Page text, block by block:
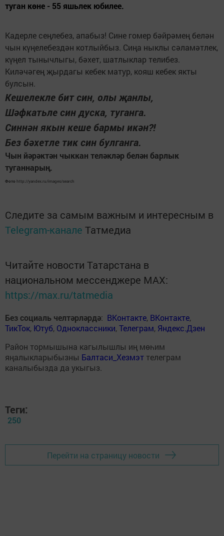
туган көне - 55 яшьлек юбилее.
Кадерле сеңлебез, апабыз! Сине гомер бәйрәмең белән
чын күңелебездән котлыйбыз. Сиңа ныклы сәламәтлек,
күңел тынычлыгы, бәхет, шатлыклар телибез.
Киләчәгең җырдагы кебек матур, кояш кебек якты
булсын.
Кешелекле бит син, олы җанлы,
Шәфкатьле син дуска, туганга.
Синнән якын кеше бармы икән?!
Без бәхетле тик син булганга.
Чын йәрәктән чыккан теләкләр белән барлык
туганнарың.
Фото http://yandex.ru/images/search
Следите за самым важным и интересным в
Telegram-канале Татмедиа
Читайте новости Татарстана в
национальном мессенджере MАХ:
https://max.ru/tatmedia
Без социаль челтәрләрдә: ВКонтакте, ВКонтакте,
ТикТок, Ютуб, Одноклассники,Телеграм, Яндекс.Дзен
Район тормышына кагылышлы иң мөһим
яңалыкларыбызны Балтаси_Хезмэт телеграм
каналыбызда да укыгыз.
Теги:
250
Перейти на страницу новости